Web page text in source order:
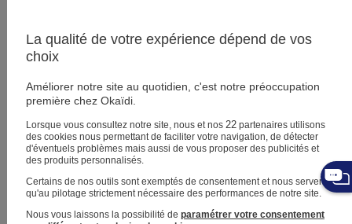
Magasins
Aide et contact
Livraison
Retour
Bébé fille3 mois - 5 ans
La qualité de votre expérience dépend de vos
choix
Améliorer notre site au quotidien, c'est notre préoccupation
première chez Okaïdi.
Lorsque vous consultez notre site, nous et nos 22partenaires utilisons
des cookies nous permettant de faciliter votre navigation, de détecter
d'éventuels problèmes mais aussi de vous proposer des publicités et
des produits personnalisés.
Certains de nos outils sont exemptés de consentement et nous servent
qu'au pilotage strictement nécessaire des performances de notre site.
Nous vous laissons la possibilité de paramétrer votre consentement